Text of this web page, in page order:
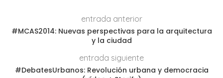
entrada anterior
#MCAS2014: Nuevas perspectivas para la arquitectura
y la ciudad
entrada siguiente
#DebatesUrbanos: Revolución urbana y democracia